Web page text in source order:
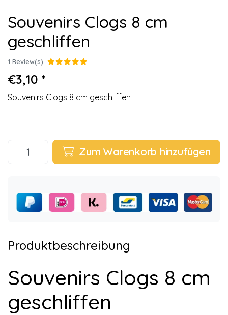
Souvenirs Clogs 8 cm
geschliffen
1 Review(s)
€3,10 *
Souvenirs Clogs 8 cm geschliffen
Zum Warenkorb hinzufügen
Produktbeschreibung
Souvenirs Clogs 8 cm
geschliffen